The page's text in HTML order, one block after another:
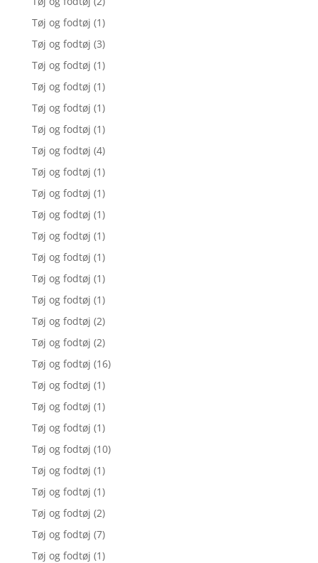
Tøj og fodtøj (1)
Tøj og fodtøj (3)
Tøj og fodtøj (1)
Tøj og fodtøj (1)
Tøj og fodtøj (1)
Tøj og fodtøj (1)
Tøj og fodtøj (4)
Tøj og fodtøj (1)
Tøj og fodtøj (1)
Tøj og fodtøj (1)
Tøj og fodtøj (1)
Tøj og fodtøj (1)
Tøj og fodtøj (1)
Tøj og fodtøj (1)
Tøj og fodtøj (2)
Tøj og fodtøj (2)
Tøj og fodtøj (16)
Tøj og fodtøj (1)
Tøj og fodtøj (1)
Tøj og fodtøj (1)
Tøj og fodtøj (10)
Tøj og fodtøj (1)
Tøj og fodtøj (1)
Tøj og fodtøj (2)
Tøj og fodtøj (7)
Tøj og fodtøj (1)